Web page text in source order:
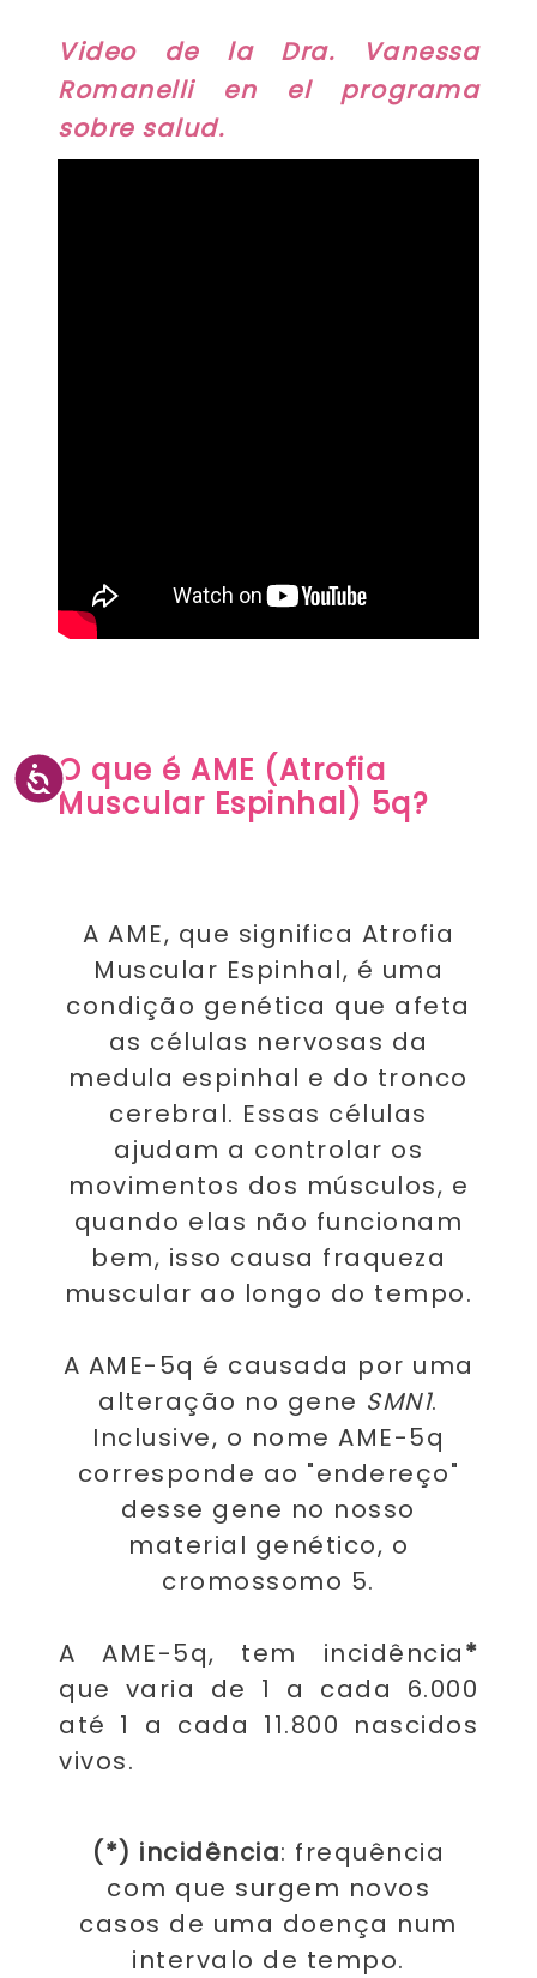
Video de la Dra. Vanessa
Romanelli en el programa
sobre salud.
O que é AME (Atrofia
Muscular Espinhal) 5q?
A AME, que significa Atrofia
Muscular Espinhal, é uma
condição genética que afeta
as células nervosas da
medula espinhal e do tronco
cerebral. Essas células
ajudam a controlar os
movimentos dos músculos, e
quando elas não funcionam
bem, isso causa fraqueza
muscular ao longo do tempo.
A AME-5q é causada por uma
alteração no gene SMN1.
Inclusive, o nome AME-5q
corresponde ao "endereço"
desse gene no nosso
material genético, o
cromossomo 5.
A AME-5q, tem incidência*
que varia de 1 a cada 6.000
até 1 a cada 11.800 nascidos
vivos.
(*) incidência: frequência
com que surgem novos
casos de uma doença num
intervalo de tempo.